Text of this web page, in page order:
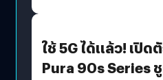
ใช้ 5G ได้แล้ว! เปิด
Pura 90s Series